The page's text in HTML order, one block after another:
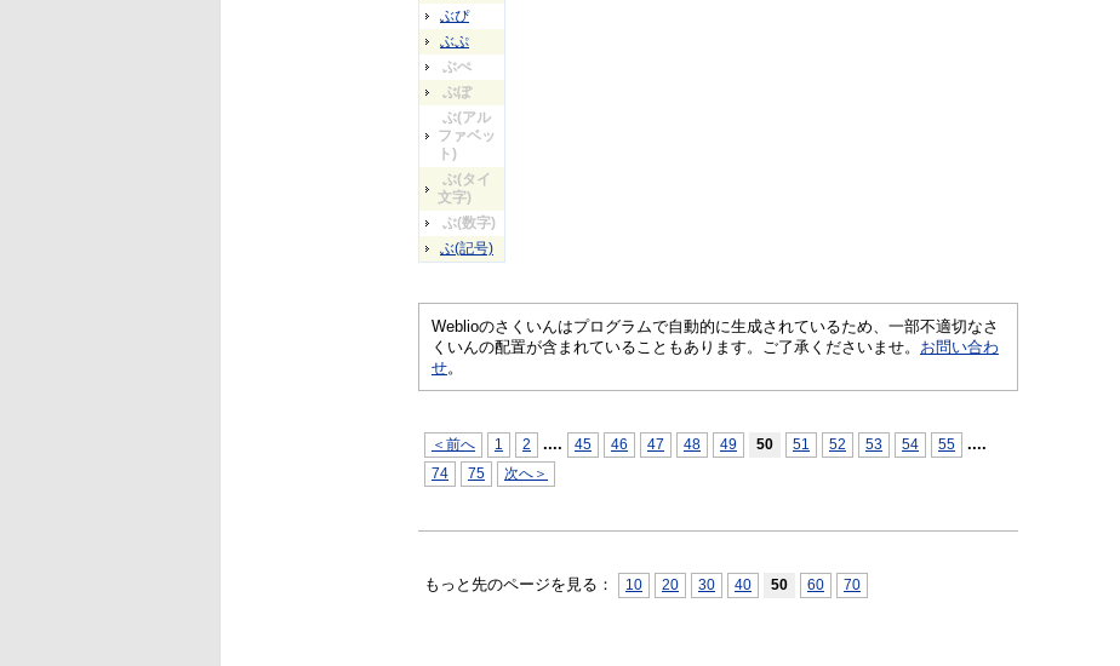
ぶぴ
ぶぷ
ぶぺ
ぶぽ
ぶ(アル
ファベッ
ト)
ぶ(タイ
文字)
ぶ(数字)
ぶ(記号)
Weblioのさくいんはプログラムで自動的に生成されているため、一部不適切なさ
くいんの配置が含まれていることもあります。ご了承くださいませ。 お問い合わ
せ。
＜前へ 1 2 .... 45 46 47 48 49 50 51 52 53 54 55 ....
74 75 次へ＞
もっと先のページを見る： 10 20 30 40 50 60 70